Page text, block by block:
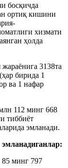
босқичда
ортиқ кишини
хизмати
ҳолда
3138та
бирида 1
ва 1 нафар
112 минг 668
тиббиёт
эмланади.
85 минг 797